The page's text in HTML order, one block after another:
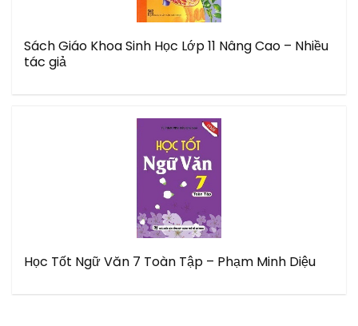
Sách Giáo Khoa Sinh Học Lớp 11 Nâng Cao – Nhiều
tác giả
Học Tốt Ngữ Văn 7 Toàn Tập – Phạm Minh Diệu